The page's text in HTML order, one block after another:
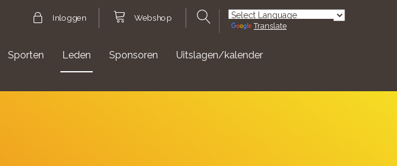
Inloggen Webshop
Powered by
Translate
Sporten Leden Sponsoren Uitslagen/kalender